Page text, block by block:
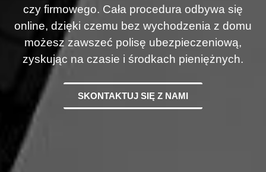
czy firmowego. Cała procedura odbywa się
online, dzięki czemu bez wychodzenia z domu
możesz zawszeć polisę ubezpieczeniową,
zyskując na czasie i środkach pieniężnych.
SKONTAKTUJ SIĘ Z NAMI